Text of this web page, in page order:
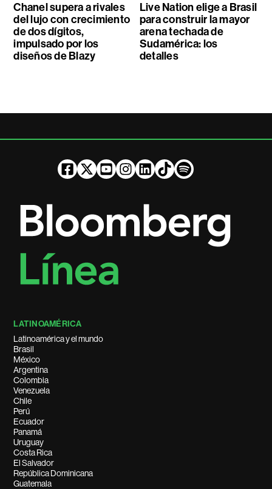
Chanel supera a rivales
del lujo con crecimiento
de dos dígitos,
impulsado por los
diseños de Blazy
Live Nation elige a Brasil
para construir la mayor
arena techada de
Sudamérica: los
detalles
LATINOAMÉRICA
Latinoamérica y el mundo
Brasil
México
Argentina
Colombia
Venezuela
Chile
Perú
Ecuador
Panamá
Uruguay
Costa Rica
El Salvador
República Dominicana
Guatemala